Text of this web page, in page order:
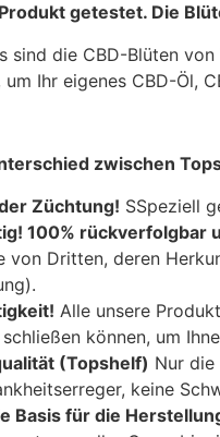
getestet. Die
sind die CBD-Blüten
um Ihr eigenes CBD-Öl,
zwischen
Züchtung! SSpeziell
100% rückverfolgbar
von Dritten, deren
Alle unsere
können, um
(Topshelf) Nur die
keine
Basis für die